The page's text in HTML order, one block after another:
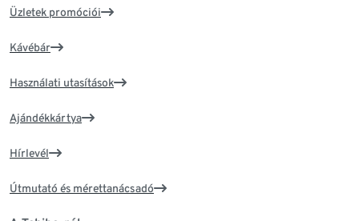
Üzletek promóciói
Kávébár
Használati utasítások
Ajándékkártya
Hírlevél
Útmutató és mérettanácsadó